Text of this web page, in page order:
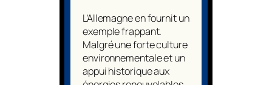
L’Allemagne en fournit un
exemple frappant.
Malgré une forte culture
environnementale et un
appui historique aux